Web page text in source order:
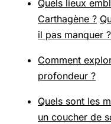
Quels lieux
Carthagène ?
il pas manquer ?
Comment
profondeur ?
Quels sont les
un coucher de